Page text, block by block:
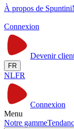
À propos de Spuntini
Connexion
Devenir
FR
NLFR
Connexion
Menu
Notre gamme